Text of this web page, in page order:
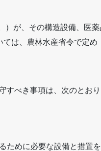
）が、その構造設備、医薬
は、農林水産省令で定め
すべき事項は、次のとおり
ために必要な設備と措置